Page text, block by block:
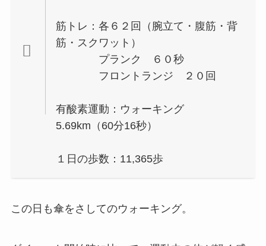
筋トレ：各６２回（腕立て・腹筋・背
筋・スクワット）
プランク ６０秒
フロントランジ ２０回
有酸素運動：ウォーキング
5.69km（60分16秒）
１日の歩数：11,365歩
この日も傘をさしてのウォーキング。